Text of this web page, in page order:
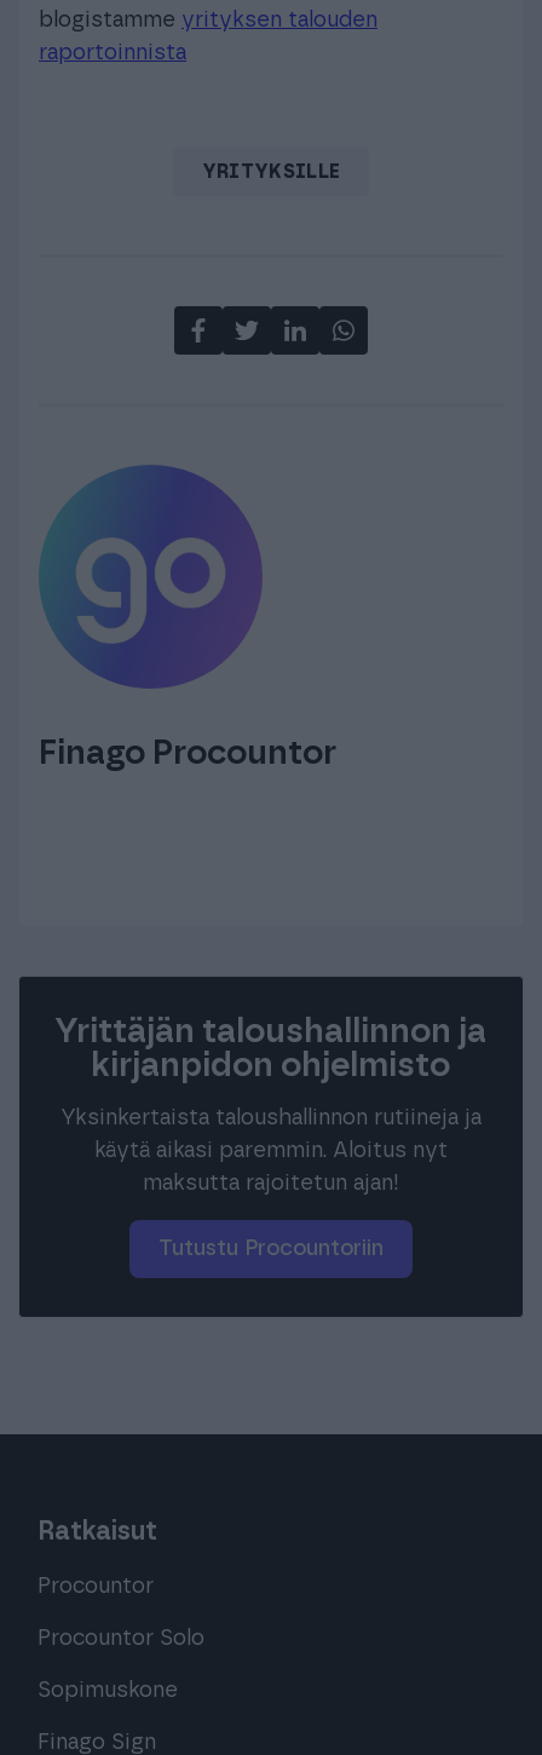
blogistamme yrityksen talouden
raportoinnista
YRITYKSILLE
Finago Procountor
Yrittäjän taloushallinnon ja
kirjanpidon ohjelmisto
Yksinkertaista taloushallinnon rutiineja ja
käytä aikasi paremmin. Aloitus nyt
maksutta rajoitetun ajan!
Tutustu Procountoriin
Ratkaisut
Procountor
Procountor Solo
Sopimuskone
Finago Sign